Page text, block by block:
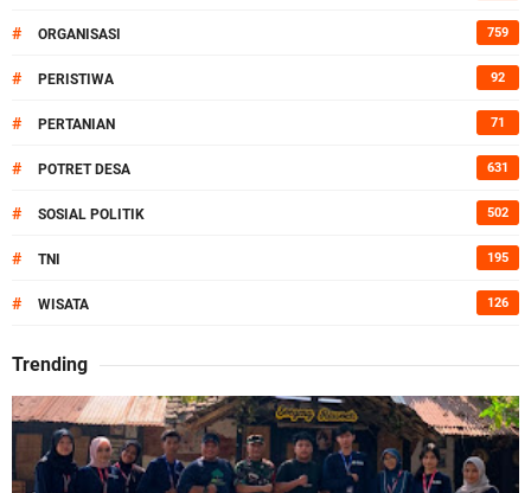
# ORGANISASI 759
# PERISTIWA 92
# PERTANIAN 71
# POTRET DESA 631
# SOSIAL POLITIK 502
# TNI 195
# WISATA 126
Trending